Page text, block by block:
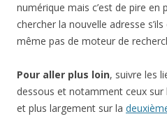
numérique mais c’est de pire en
chercher la nouvelle adresse s’ils
même pas de moteur de
Pour aller plus loin, suivre les
dessous et notamment ceux sur
et plus largement sur la